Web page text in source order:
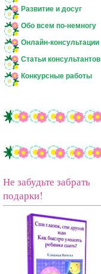
Развитие и досуг
Обо всем по-немногу
Онлайн-консультации
Статьи консультантов
Конкурсные работы
Не забудьте забрать
подарки!